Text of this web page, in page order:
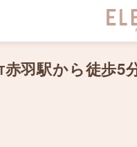
赤羽駅から徒歩5